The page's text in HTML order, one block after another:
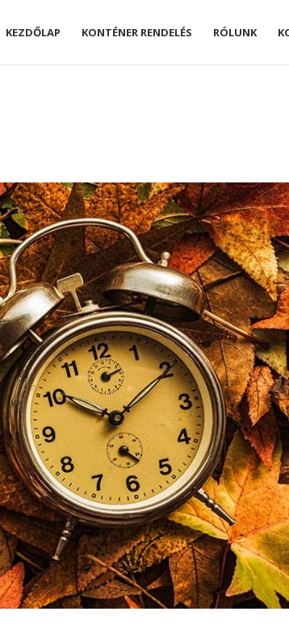
KEZDŐLAP KONTÉNER RENDELÉS RÓLUNK